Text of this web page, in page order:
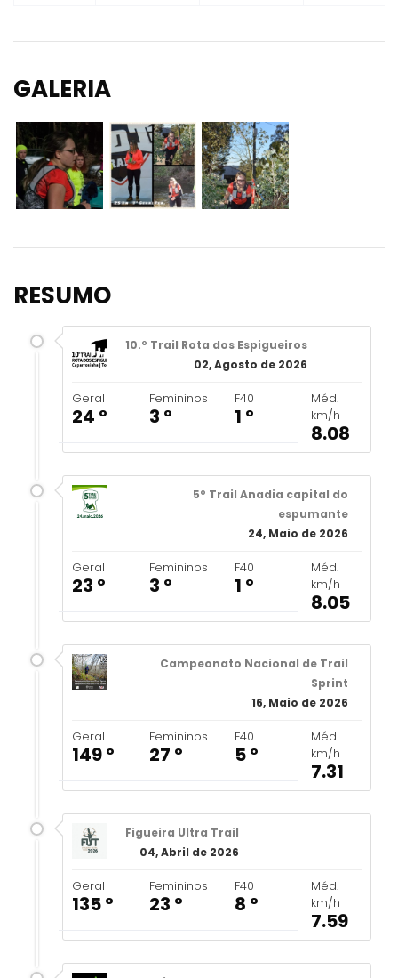
GALERIA
RESUMO
10.º Trail Rota dos Espigueiros
02, Agosto de 2026
Geral
24 º
Femininos
3 º
F40
1 º
Méd.
km/h
8.08
5º Trail Anadia capital do
espumante
24, Maio de 2026
Geral
23 º
Femininos
3 º
F40
1 º
Méd.
km/h
8.05
Campeonato Nacional de Trail
Sprint
16, Maio de 2026
Geral
149 º
Femininos
27 º
F40
5 º
Méd.
km/h
7.31
Figueira Ultra Trail
04, Abril de 2026
Geral
135 º
Femininos
23 º
F40
8 º
Méd.
km/h
7.59